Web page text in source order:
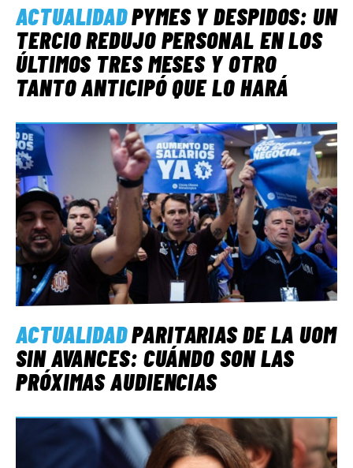
ACTUALIDADPYMES Y DESPIDOS: UN
TERCIO REDUJO PERSONAL EN LOS
ÚLTIMOS TRES MESES Y OTRO
TANTO ANTICIPÓ QUE LO HARÁ
ACTUALIDADPARITARIAS DE LA UOM
SIN AVANCES: CUÁNDO SON LAS
PRÓXIMAS AUDIENCIAS